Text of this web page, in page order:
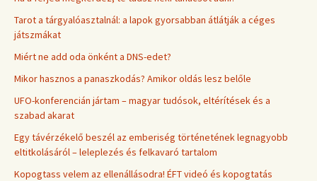
Tarot a tárgyalóasztalnál: a lapok gyorsabban átlátják a céges
játszmákat
Miért ne add oda önként a DNS-edet?
Mikor hasznos a panaszkodás? Amikor oldás lesz belőle
UFO-konferencián jártam – magyar tudósok, eltérítések és a
szabad akarat
Egy távérzékelő beszél az emberiség történetének legnagyobb
eltitkolásáról – leleplezés és felkavaró tartalom
Kopogtass velem az ellenállásodra! ÉFT videó és kopogtatás